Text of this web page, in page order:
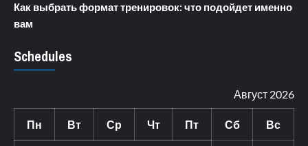
Как выбрать формат тренировок: что подойдет именно
вам
Schedules
Август 2026
Пн Вт Ср Чт Пт Сб Вс